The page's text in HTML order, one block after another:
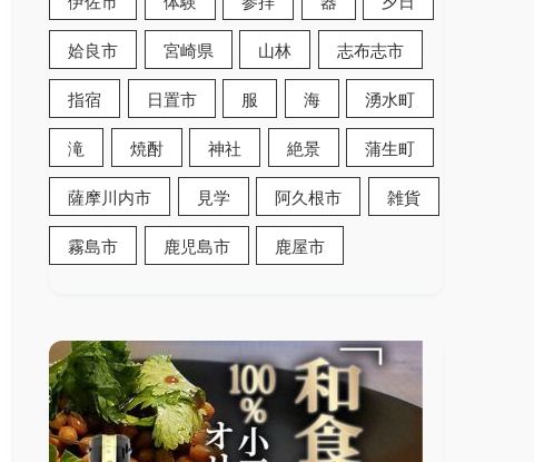
姶良市 宮崎県 山林 志布志市
指宿 日置市 服 海 湧水町
滝 焼酎 神社 絶景 蒲生町
薩摩川内市 見学 阿久根市 雑貨
霧島市 鹿児島市 鹿屋市